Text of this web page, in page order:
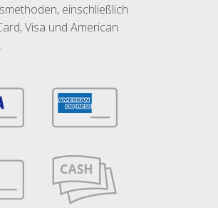
einschließlich
Visa und American